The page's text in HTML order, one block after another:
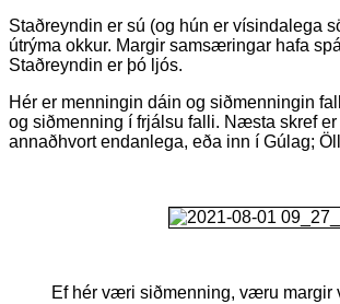
Staðreyndin er sú (og hún er vísindalega
útrýma okkur. Margir samsæringar hafa
Staðreyndin er þó ljós.
Hér er menningin dáin og siðmenningin
og siðmenning í frjálsu falli. Næsta skref
annaðhvort endanlega, eða inn í Gúlag;
Ef hér væri siðmenning, væru margir